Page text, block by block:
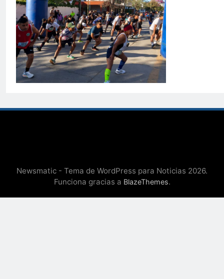
Newsmatic - Tema de WordPress para Noticias 2026.
Funciona gracias a BlazeThemes.